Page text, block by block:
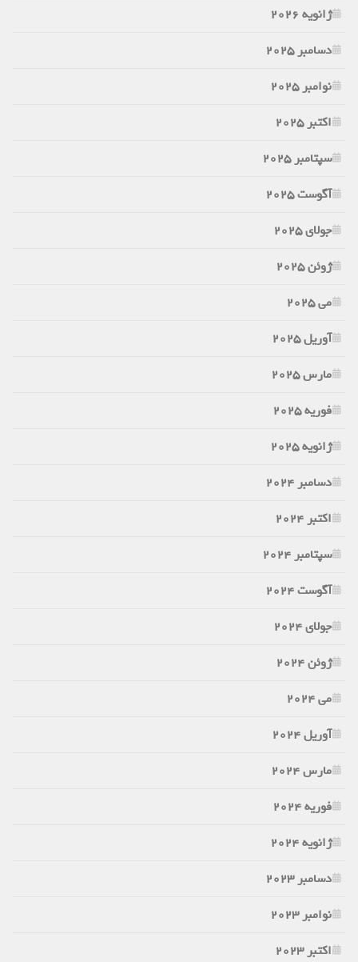
ژانویه 2026
دسامبر 2025
نوامبر 2025
اکتبر 2025
سپتامبر 2025
آگوست 2025
جولای 2025
ژوئن 2025
می 2025
آوریل 2025
مارس 2025
فوریه 2025
ژانویه 2025
دسامبر 2024
اکتبر 2024
سپتامبر 2024
آگوست 2024
جولای 2024
ژوئن 2024
می 2024
آوریل 2024
مارس 2024
فوریه 2024
ژانویه 2024
دسامبر 2023
نوامبر 2023
اکتبر 2023